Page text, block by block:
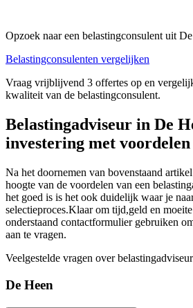
Opzoek naar een belastingconsulent uit
Belastingconsulenten vergelijken
Vraag vrijblijvend 3 offertes op en
kwaliteit van de belastingconsulent.
Belastingadviseur in De
investering met voordelen
Na het doornemen van bovenstaand
hoogte van de voordelen van een
het goed is is het ook duidelijk waar je
selectieproces.Klaar om tijd,geld en moeite
onderstaand contactformulier gebruiken
aan te vragen.
Veelgestelde vragen over
De Heen